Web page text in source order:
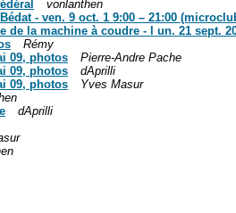
vonlanthen
- ven. 9 oct. 1 9:00 – 21:00
la machine à coudre - l un. 21 sept.
Rémy
09, photos
Pierre-Andre Pache
09, photos
dAprilli
09, photos
Yves Masur
dAprilli